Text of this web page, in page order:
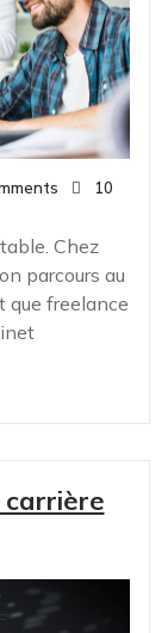
10
Chez
parcours au
que freelance
carrière